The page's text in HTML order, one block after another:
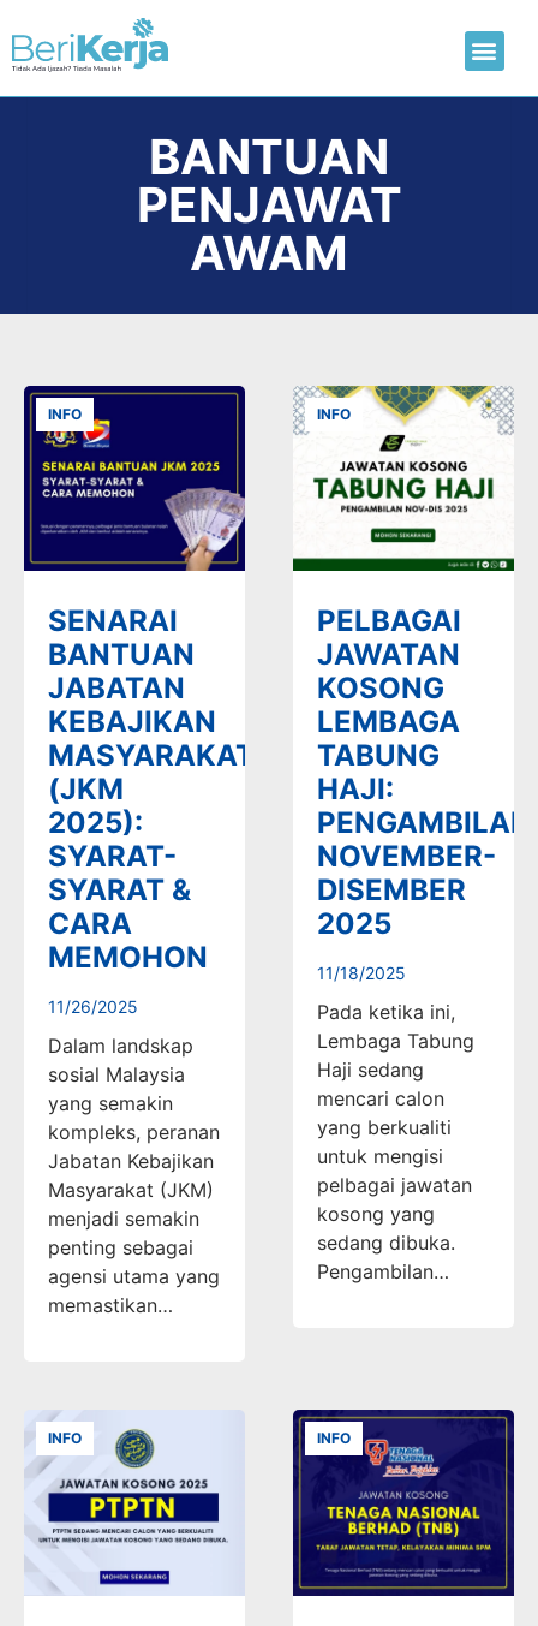
BANTUAN
PENJAWAT
AWAM
INFO
SENARAI
BANTUAN
JABATAN
KEBAJIKAN
MASYARAKAT
(JKM
2025):
SYARAT-
SYARAT &
CARA
MEMOHON
11/26/2025
Dalam landskap
sosial Malaysia
yang semakin
kompleks, peranan
Jabatan Kebajikan
Masyarakat (JKM)
menjadi semakin
penting sebagai
agensi utama yang
memastikan…
INFO
PELBAGAI
JAWATAN
KOSONG
LEMBAGA
TABUNG
HAJI:
PENGAMBILAN
NOVEMBER-
DISEMBER
2025
11/18/2025
Pada ketika ini,
Lembaga Tabung
Haji sedang
mencari calon
yang berkualiti
untuk mengisi
pelbagai jawatan
kosong yang
sedang dibuka.
Pengambilan…
INFO INFO